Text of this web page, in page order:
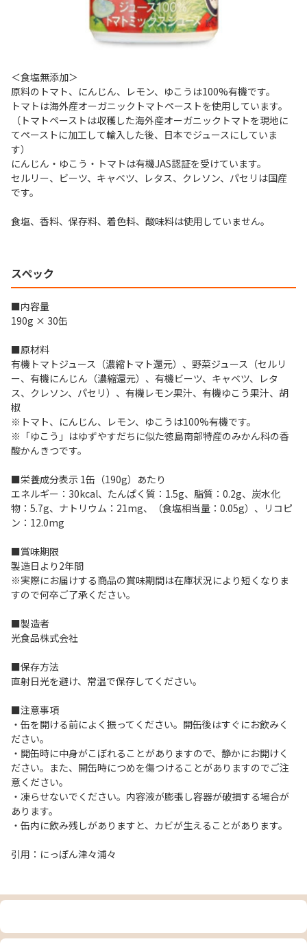
＜食塩無添加＞
原料のトマト、にんじん、レモン、ゆこうは100%有機です。
トマトは海外産オーガニックトマトペーストを使用しています。
（トマトペーストは収穫した海外産オーガニックトマトを現地に
てペーストに加工して輸入した後、日本でジュースにしていま
す）
にんじん・ゆこう・トマトは有機JAS認証を受けています。
セルリー、ビーツ、キャベツ、レタス、クレソン、パセリは国産
です。
食塩、香料、保存料、着色料、酸味料は使用していません。
スペック
■内容量
190g × 30缶
■原材料
有機トマトジュース（濃縮トマト還元）、野菜ジュース（セルリ
ー、有機にんじん（濃縮還元）、有機ビーツ、キャベツ、レタ
ス、クレソン、パセリ）、有機レモン果汁、有機ゆこう果汁、胡
椒
※トマト、にんじん、レモン、ゆこうは100%有機です。
※「ゆこう」はゆずやすだちに似た徳島南部特産のみかん科の香
酸かんきつです。
■栄養成分表示 1缶（190g）あたり
エネルギー：30kcal、たんぱく質：1.5g、脂質：0.2g、炭水化
物：5.7g、ナトリウム：21mg、（食塩相当量：0.05g）、リコピ
ン：12.0mg
■賞味期限
製造日より2年間
※実際にお届けする商品の賞味期間は在庫状況により短くなりま
すので何卒ご了承ください。
■製造者
光食品株式会社
■保存方法
直射日光を避け、常温で保存してください。
■注意事項
・缶を開ける前によく振ってください。開缶後はすぐにお飲みく
ださい。
・開缶時に中身がこぼれることがありますので、静かにお開けく
ださい。また、開缶時につめを傷つけることがありますのでご注
意ください。
・凍らせないでください。内容液が膨張し容器が破損する場合が
あります。
・缶内に飲み残しがありますと、カビが生えることがあります。
引用：にっぽん津々浦々